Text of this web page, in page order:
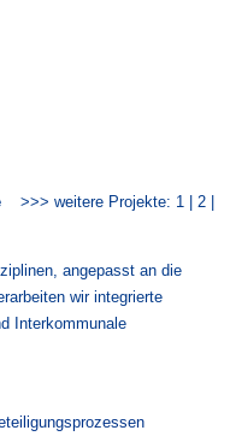
>>> weitere Projekte: 1 2
angepasst an die
wir integrierte
Interkommunale